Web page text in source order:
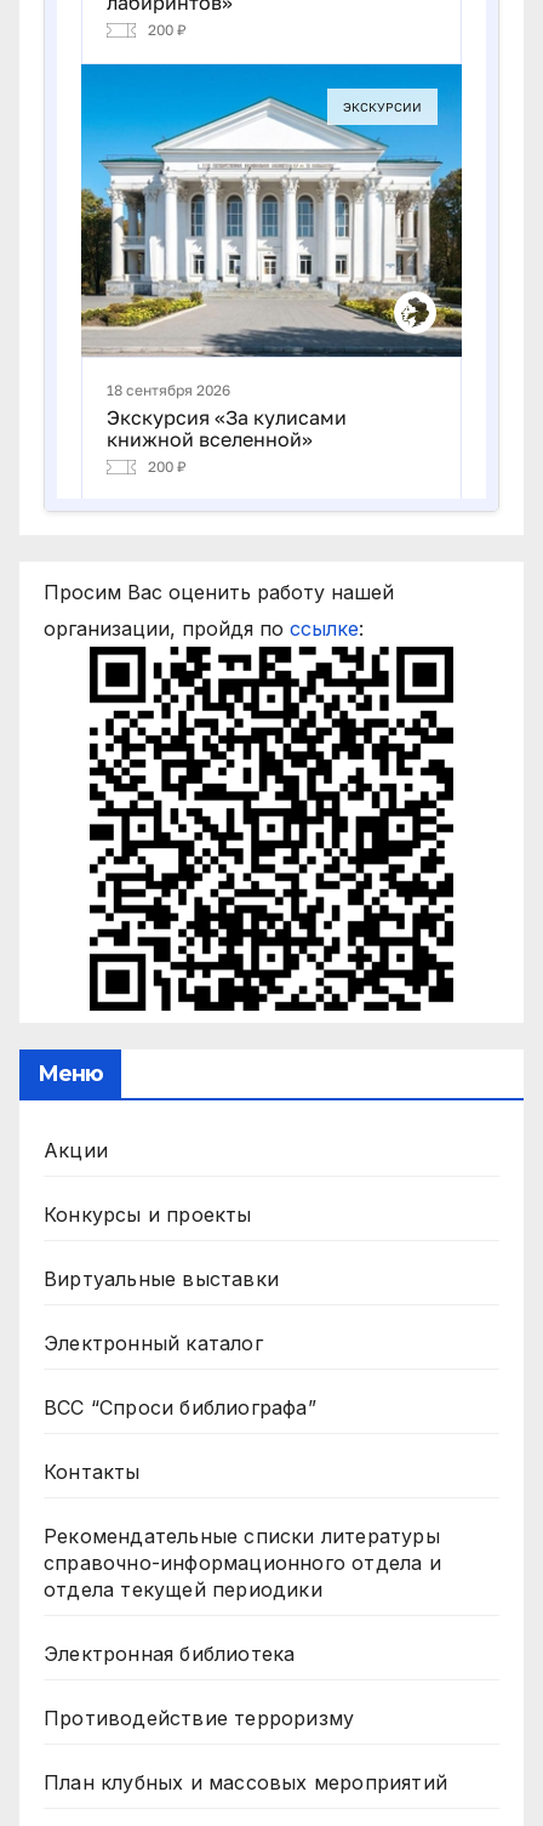
Просим Вас оценить работу нашей
организации, пройдя по ссылке:
Меню
Акции
Конкурсы и проекты
Виртуальные выставки
Электронный каталог
ВСС “Спроси библиографа”
Контакты
Рекомендательные списки литературы
справочно-информационного отдела и
отдела текущей периодики
Электронная библиотека
Противодействие терроризму
План клубных и массовых мероприятий